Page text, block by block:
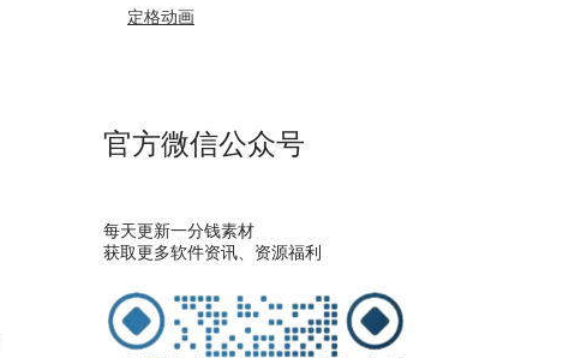
定格动画
官方微信公众号
每天更新一分钱素材
获取更多软件资讯、资源福利